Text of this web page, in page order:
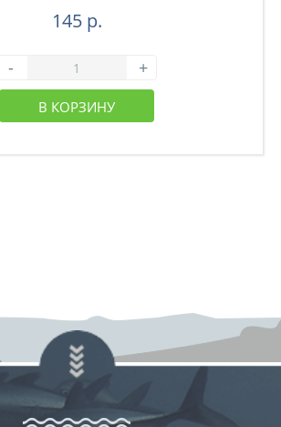
145 р.
- +
В КОРЗИНУ